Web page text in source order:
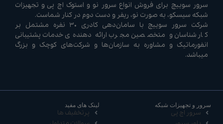
سرور سوییچ برای فروش انواع سرور نو و استوک اچ پی و تجهیزات
شبکه سیسکو، به صورت نو، ریفر و دست دوم در کنار شماست.
شرکت سرور سوییچ با سامان‌دهی کادری ۳۰ نفره مشتمل بر
کارشناسان و متخصصین مجرب ارائه دهنده‌ی خدمات پشتیبانی
انفورماتیک و مشاوره به سازمان‌ها و شرکت‌های کوچک و بزرگ
میباشد.
سرور و تجهیزات شبکه
سرور اچ پی
لینک های مفید
پرتخفیف ها